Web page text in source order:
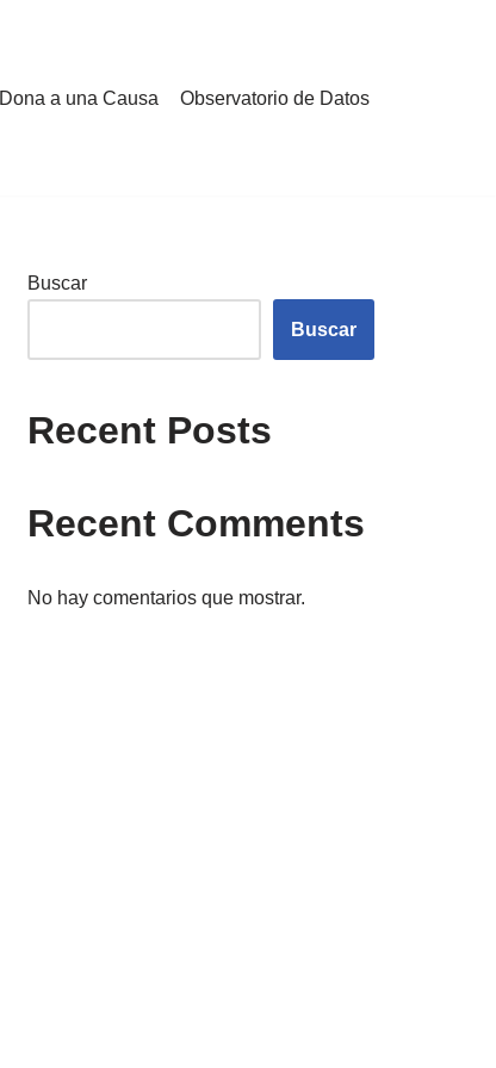
Dona a una Causa Observatorio de Datos
Buscar
Buscar
Recent Posts
Recent Comments
No hay comentarios que mostrar.